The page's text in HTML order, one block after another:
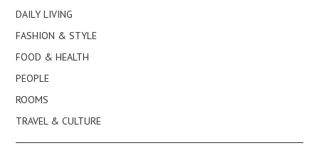
DAILY LIVING
FASHION & STYLE
FOOD & HEALTH
PEOPLE
ROOMS
TRAVEL & CULTURE